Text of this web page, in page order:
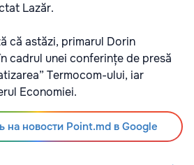
Lazăr.
că astăzi, primarul Dorin
cadrul unei conferințe de presă
Termocom-ului, iar
Economiei.
на новости Point.md в Google